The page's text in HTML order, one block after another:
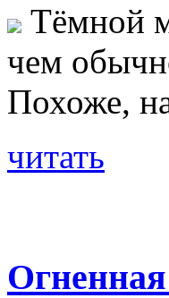
Тёмной
чем
Похоже,
читать